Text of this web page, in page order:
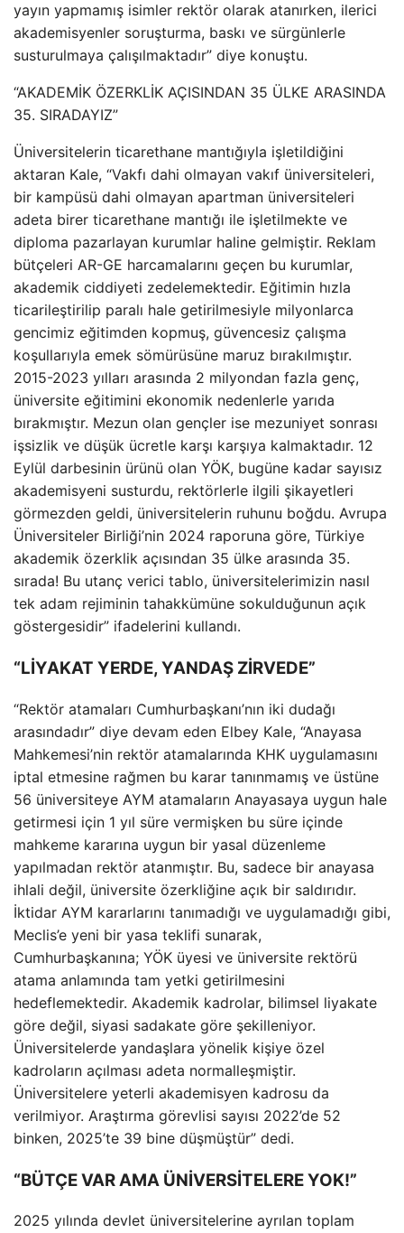
yayın yapmamış isimler rektör olarak atanırken, ilerici
akademisyenler soruşturma, baskı ve sürgünlerle
susturulmaya çalışılmaktadır” diye konuştu.
“AKADEMİK ÖZERKLİK AÇISINDAN 35 ÜLKE ARASINDA
35. SIRADAYIZ”
Üniversitelerin ticarethane mantığıyla işletildiğini
aktaran Kale, “Vakfı dahi olmayan vakıf üniversiteleri,
bir kampüsü dahi olmayan apartman üniversiteleri
adeta birer ticarethane mantığı ile işletilmekte ve
diploma pazarlayan kurumlar haline gelmiştir. Reklam
bütçeleri AR-GE harcamalarını geçen bu kurumlar,
akademik ciddiyeti zedelemektedir. Eğitimin hızla
ticarileştirilip paralı hale getirilmesiyle milyonlarca
gencimiz eğitimden kopmuş, güvencesiz çalışma
koşullarıyla emek sömürüsüne maruz bırakılmıştır.
2015-2023 yılları arasında 2 milyondan fazla genç,
üniversite eğitimini ekonomik nedenlerle yarıda
bırakmıştır. Mezun olan gençler ise mezuniyet sonrası
işsizlik ve düşük ücretle karşı karşıya kalmaktadır. 12
Eylül darbesinin ürünü olan YÖK, bugüne kadar sayısız
akademisyeni susturdu, rektörlerle ilgili şikayetleri
görmezden geldi, üniversitelerin ruhunu boğdu. Avrupa
Üniversiteler Birliği’nin 2024 raporuna göre, Türkiye
akademik özerklik açısından 35 ülke arasında 35.
sırada! Bu utanç verici tablo, üniversitelerimizin nasıl
tek adam rejiminin tahakkümüne sokulduğunun açık
göstergesidir” ifadelerini kullandı.
“LİYAKAT YERDE, YANDAŞ ZİRVEDE”
“Rektör atamaları Cumhurbaşkanı’nın iki dudağı
arasındadır” diye devam eden Elbey Kale, “Anayasa
Mahkemesi’nin rektör atamalarında KHK uygulamasını
iptal etmesine rağmen bu karar tanınmamış ve üstüne
56 üniversiteye AYM atamaların Anayasaya uygun hale
getirmesi için 1 yıl süre vermişken bu süre içinde
mahkeme kararına uygun bir yasal düzenleme
yapılmadan rektör atanmıştır. Bu, sadece bir anayasa
ihlali değil, üniversite özerkliğine açık bir saldırıdır.
İktidar AYM kararlarını tanımadığı ve uygulamadığı gibi,
Meclis’e yeni bir yasa teklifi sunarak,
Cumhurbaşkanına; YÖK üyesi ve üniversite rektörü
atama anlamında tam yetki getirilmesini
hedeflemektedir. Akademik kadrolar, bilimsel liyakate
göre değil, siyasi sadakate göre şekilleniyor.
Üniversitelerde yandaşlara yönelik kişiye özel
kadroların açılması adeta normalleşmiştir.
Üniversitelere yeterli akademisyen kadrosu da
verilmiyor. Araştırma görevlisi sayısı 2022’de 52
binken, 2025’te 39 bine düşmüştür” dedi.
“BÜTÇE VAR AMA ÜNİVERSİTELERE YOK!”
2025 yılında devlet üniversitelerine ayrılan toplam